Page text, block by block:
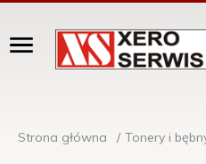
Strona główna Tonery i